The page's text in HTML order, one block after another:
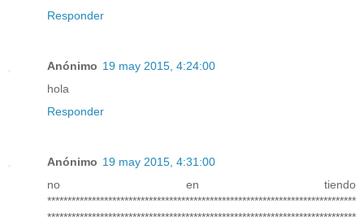
Responder
Anónimo 19 may 2015, 4:24:00
hola
Responder
Anónimo 19 may 2015, 4:31:00
no en tiendo
****************************************************************************